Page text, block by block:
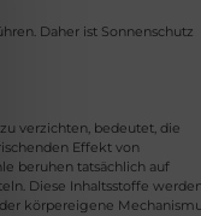
Daher ist Sonnenschutz
verzichten, bedeutet, die
Effekt von
beruhen tatsächlich auf
Diese Inhaltsstoffe
körpereigene